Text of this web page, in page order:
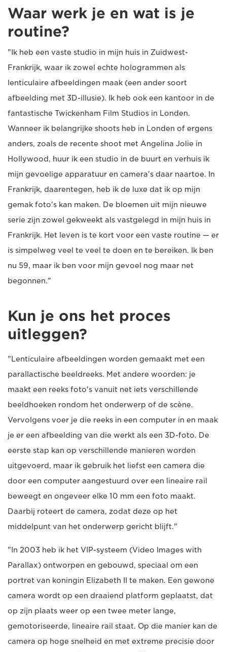
Waar werk je en wat is je
routine?
"Ik heb een vaste studio in mijn huis in Zuidwest-
Frankrijk, waar ik zowel echte hologrammen als
lenticulaire afbeeldingen maak (een ander soort
afbeelding met 3D-illusie). Ik heb ook een kantoor in de
fantastische Twickenham Film Studios in Londen.
Wanneer ik belangrijke shoots heb in Londen of ergens
anders, zoals de recente shoot met Angelina Jolie in
Hollywood, huur ik een studio in de buurt en verhuis ik
mijn gevoelige apparatuur en camera's daar naartoe. In
Frankrijk, daarentegen, heb ik de luxe dat ik op mijn
gemak foto's kan maken. De bloemen uit mijn nieuwe
serie zijn zowel gekweekt als vastgelegd in mijn huis in
Frankrijk. Het leven is te kort voor een vaste routine — er
is simpelweg veel te veel te doen en te bereiken. Ik ben
nu 59, maar ik ben voor mijn gevoel nog maar net
begonnen."
Kun je ons het proces
uitleggen?
"Lenticulaire afbeeldingen worden gemaakt met een
parallactische beeldreeks. Met andere woorden: je
maakt een reeks foto's vanuit net iets verschillende
beeldhoeken rondom het onderwerp of de scène.
Vervolgens voer je die reeks in een computer in en maak
je er een afbeelding van die werkt als een 3D-foto. De
eerste stap kan op verschillende manieren worden
uitgevoerd, maar ik gebruik het liefst een camera die
door een computer aangestuurd over een lineaire rail
beweegt en ongeveer elke 10 mm een foto maakt.
Daarbij roteert de camera, zodat deze op het
middelpunt van het onderwerp gericht blijft."
"In 2003 heb ik het VIP-systeem (Video Images with
Parallax) ontworpen en gebouwd, speciaal om een
portret van koningin Elizabeth II te maken. Een gewone
camera wordt op een draaiend platform geplaatst, dat
op zijn plaats weer op een twee meter lange,
gemotoriseerde, lineaire rail staat. Op die manier kan de
camera op hoge snelheid en met extreme precisie door